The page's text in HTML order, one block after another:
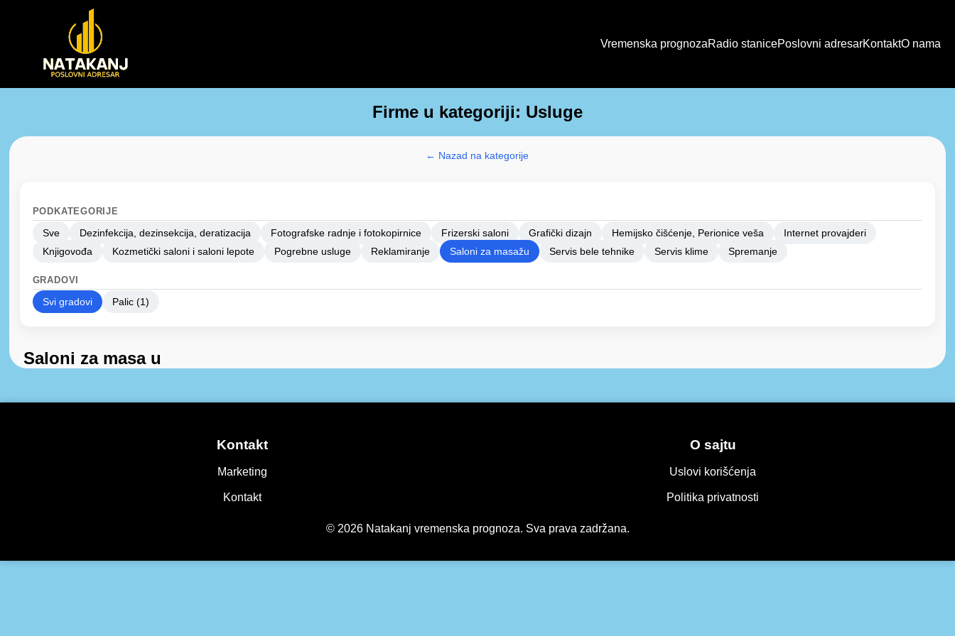
Vremenska prognozaRadio stanicePoslovni adresarKontaktO nama
Firme u kategoriji: Usluge
← Nazad na kategorije
PODKATEGORIJE
Sve Dezinfekcija, dezinsekcija, deratizacija Fotografske radnje i fotokopirnice Frizerski saloni Grafički dizajn Hemijsko čišćenje, Perionice veša
Internet provajderi
Knjigovođa
Kozmetički saloni i saloni lepote Pogrebne usluge Reklamiranje Saloni za masažu Servis bele tehnike Servis klime Spremanje
GRADOVI
Svi gradovi Palic (1)
Saloni za masa u
Kontakt
Marketing
Kontakt
O sajtu
Uslovi korišćenja
Politika privatnosti
© 2026 Natakanj vremenska prognoza. Sva prava zadržana.